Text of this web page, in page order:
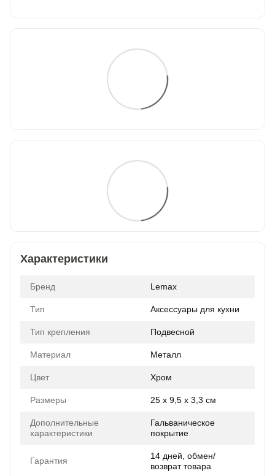
Характеристики
Бренд Lemax
Тип Аксессуары для кухни
Тип крепления Подвесной
Материал Металл
Цвет Хром
Размеры 25 x 9,5 x 3,3 см
Дополнительные
характеристики
Гальваническое
покрытие
Гарантия
14 дней, обмен/
возврат товара